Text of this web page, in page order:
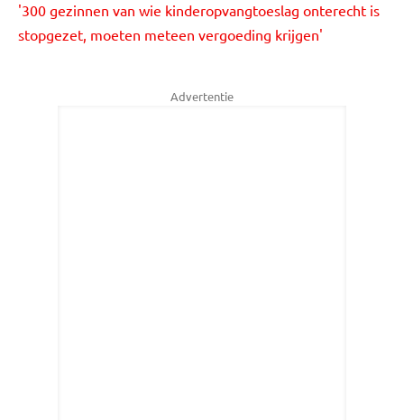
'300 gezinnen van wie kinderopvangtoeslag onterecht is
stopgezet, moeten meteen vergoeding krijgen'
Advertentie